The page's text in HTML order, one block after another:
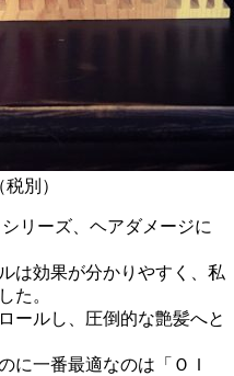
別）
リーズ、ヘアダメージに
は効果が分かりやすく、私
た。
ールし、圧倒的な艶髪へと
に一番最適なのは「ＯＩ